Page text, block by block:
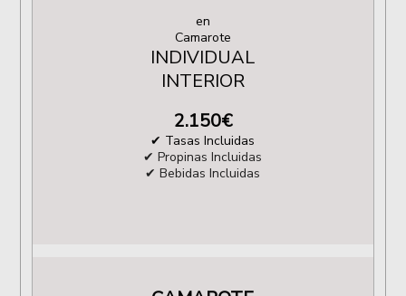
en
Camarote
INDIVIDUAL
INTERIOR
2.150€
✔ Tasas Incluidas
✔ Propinas Incluidas
✔ Bebidas Incluidas